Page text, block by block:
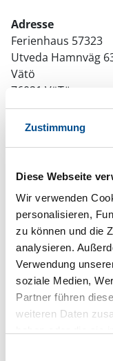
Zustimmung
Diese Webseite
Wir verwenden
personalisieren,
zu können und die
analysieren.
Verwendung
soziale Medien,
Partner führen
weiteren Daten
Adresse
Ferienhaus 57323
Utveda Hamnväg
Vätö
76021 VäTö
In
Das
verhindert. Um
deaktivieren
oder
Hinweis:
haben,
welche